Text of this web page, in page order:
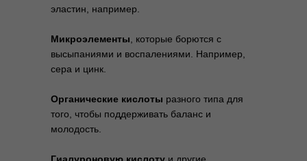
эластин, например.
Микроэлементы , которые борются с
высыпаниями и воспалениями. Например,
сера и цинк.
Органические кислоты разного типа для
того, чтобы поддерживать баланс и
молодость.